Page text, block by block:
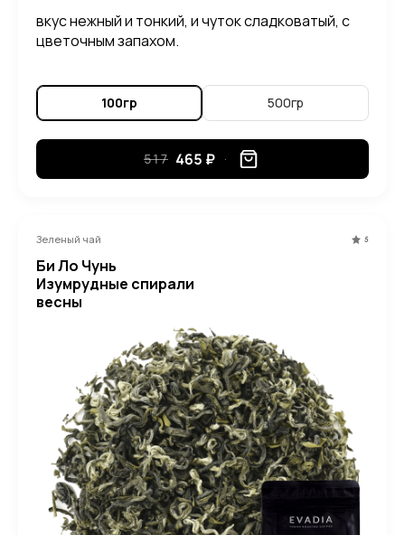
вкус нежный и тонкий, и чуток сладковатый, с
цветочным запахом.
100гр 500гр
517 465 ₽
Зеленый чай 5
Би Ло Чунь
Изумрудные спирали
весны